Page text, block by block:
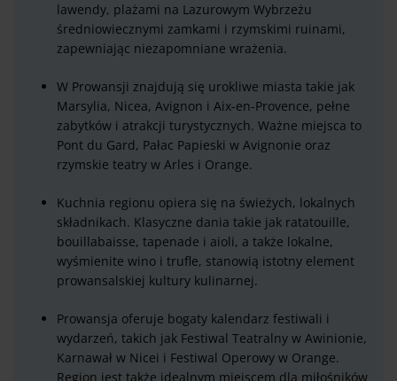
lawendy, plażami na Lazurowym Wybrzeżu
średniowiecznymi zamkami i rzymskimi ruinami,
zapewniając niezapomniane wrażenia.
W Prowansji znajdują się urokliwe miasta takie jak
Marsylia, Nicea, Avignon i Aix-en-Provence, pełne
zabytków i atrakcji turystycznych. Ważne miejsca to
Pont du Gard, Pałac Papieski w Avignonie oraz
rzymskie teatry w Arles i Orange.
Kuchnia regionu opiera się na świeżych, lokalnych
składnikach. Klasyczne dania takie jak ratatouille,
bouillabaisse, tapenade i aioli, a także lokalne,
wyśmienite wino i trufle, stanowią istotny element
prowansalskiej kultury kulinarnej.
Prowansja oferuje bogaty kalendarz festiwali i
wydarzeń, takich jak Festiwal Teatralny w Awinionie,
Karnawał w Nicei i Festiwal Operowy w Orange.
Region jest także idealnym miejscem dla miłośników